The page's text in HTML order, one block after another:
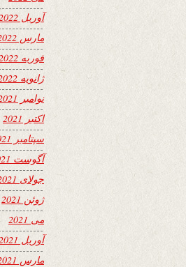
آوریل 2022
مارس 2022
فوریه 2022
ژانویه 2022
نوامبر 2021
اکتبر 2021
سپتامبر 2021
آگوست 2021
جولای 2021
ژوئن 2021
می 2021
آوریل 2021
مارس 2021